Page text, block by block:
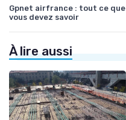
Gpnet airfrance : tout ce que
vous devez savoir
À lire aussi